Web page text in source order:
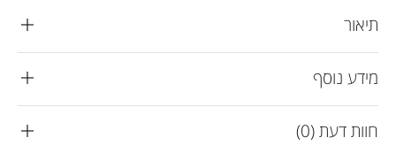
תיאור
מידע נוסף
חוות דעת (0)